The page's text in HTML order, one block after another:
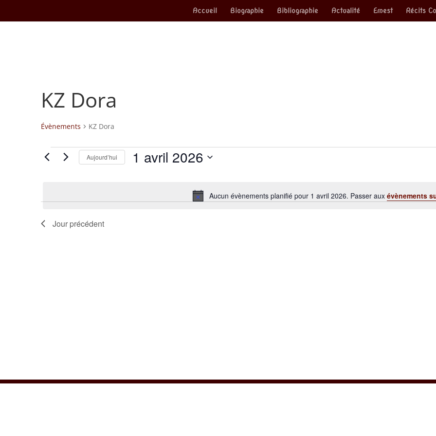
Accueil Biographie Bibliographie Actualité Ernest Récits
KZ Dora
Évènements KZ Dora
Évènements
avril
2026
Notice
Aucun évènements planifié pour 1 avril 2026. Passer aux évènements
Aujourd’hui 1 avril 2026
Jour précédent